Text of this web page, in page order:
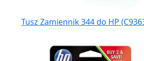
Tusz Zamiennik 344 do HP